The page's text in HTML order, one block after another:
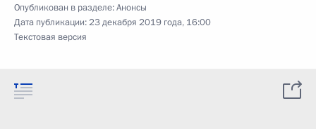
Опубликован в разделе:Анонсы
Дата публикации:23 декабря 2019 года, 16:00
Текстовая версия